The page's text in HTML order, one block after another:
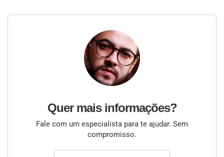
Quer mais informações?
Fale com um especialista para te ajudar. Sem
compromisso.